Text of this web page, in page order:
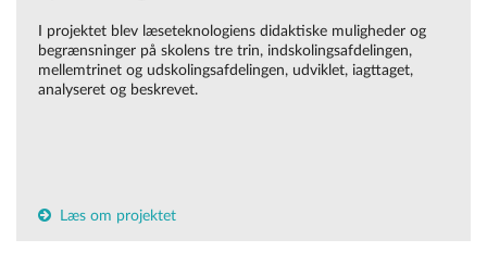
I projektet blev læseteknologiens didaktiske muligheder og
begrænsninger på skolens tre trin, indskolingsafdelingen,
mellemtrinet og udskolingsafdelingen, udviklet, iagttaget,
analyseret og beskrevet.
Læs om projektet